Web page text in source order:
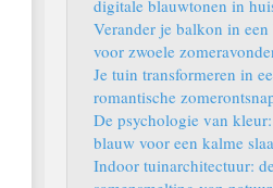
digitale blauwtonen in
Verander je balkon in een
voor zwoele
Je tuin transformeren in
romantische
De psychologie van
blauw voor een kalme
Indoor tuinarchitectuur: